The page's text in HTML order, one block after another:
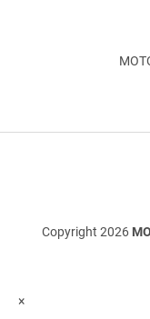
Copyright 2026
×